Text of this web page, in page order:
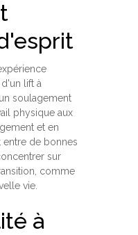
lift à
soulagement
physique aux
et en
entre de bonnes
sur
comme
vie.
à